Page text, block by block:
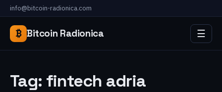
info@bitcoin-radionica.com
₿ Bitcoin Radionica ☰
Tag: fintech adria